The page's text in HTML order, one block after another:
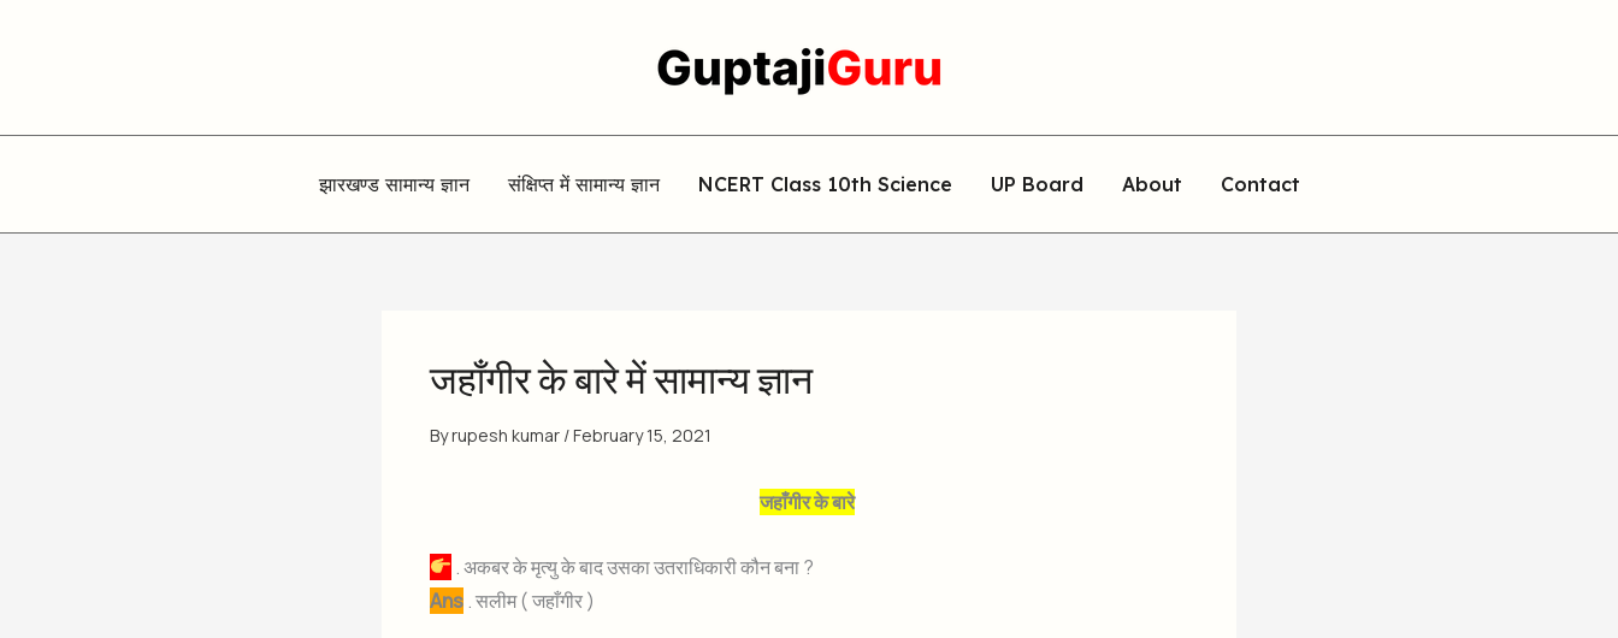
झारखण्ड सामान्य ज्ञान संक्षिप्त में सामान्य ज्ञान NCERT Class 10th Science UP Board About Contact
जहाँगीर के बारे में सामान्य ज्ञान
Byrupesh kumar /February 15, 2021
जहाँगीर के बारे
. अकबर के मृत्यु के बाद उसका उतराधिकारी कौन बना ?
Ans. सलीम ( जहाँगीर )